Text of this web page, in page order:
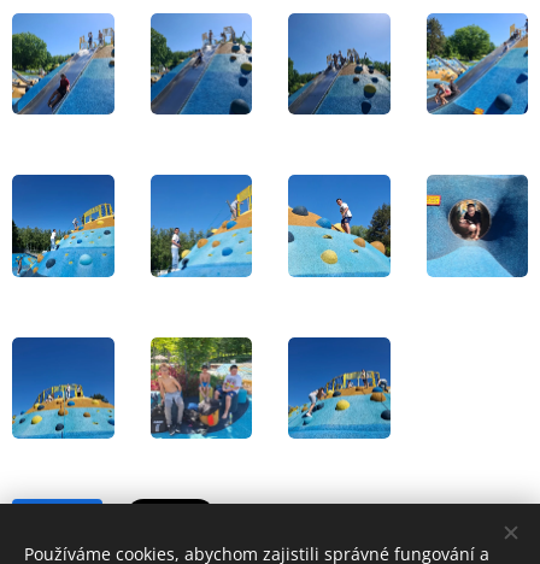
Používáme cookies, abychom zajistili správné fungování a